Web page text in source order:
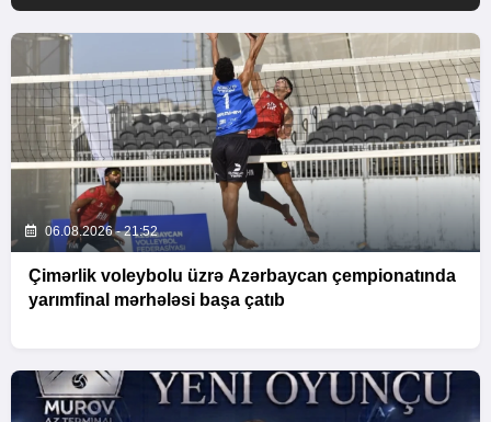
06.08.2026 - 21:52
Çimərlik voleybolu üzrə Azərbaycan çempionatında
yarımfinal mərhələsi başa çatıb